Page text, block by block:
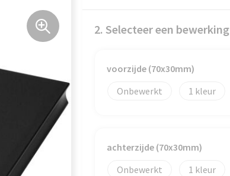
2. Selecteer een bewerking
voorzijde (70x30mm)
Onbewerkt
1
achterzijde (70x30mm)
Onbewerkt
1